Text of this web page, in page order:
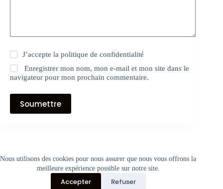
Nous utilisons des cookies pour nous assurer que nous vous offrons la
meilleure expérience possible sur notre site.
Accepter Refuser
J’accepte lapolitique de confidentialité
Enregistrer mon nom, mon e-mail et mon site dans le
navigateur pour mon prochain commentaire.
Soumettre
l’Économique. Tous droits réservés.